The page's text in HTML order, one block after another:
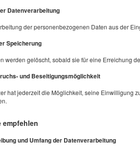
Datenverarbeitung
der personenbezogenen Daten aus der
Speicherung
werden gelöscht, sobald sie für eine Erreichung
und Beseitigungsmöglichkeit
hat jederzeit die Möglichkeit, seine Einwilligung
empfehlen
und Umfang der Datenverarbeitung